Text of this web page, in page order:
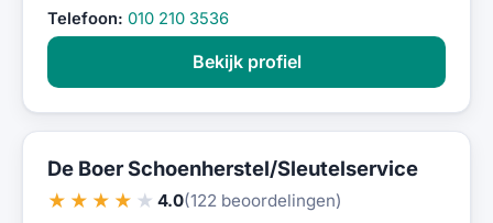
Telefoon: 010 210 3536
Bekijk profiel
De Boer Schoenherstel/Sleutelservice
★★★★★ 4.0(122 beoordelingen)